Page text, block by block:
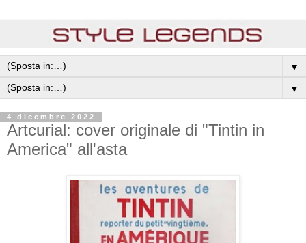
▼
▼
4 dicembre 2022
Artcurial: cover originale di "Tintin in
America" all'asta